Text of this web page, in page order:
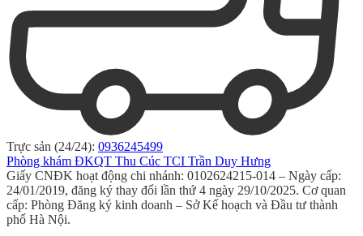
Trực sản (24/24): 0936245499
Phòng khám ĐKQT Thu Cúc TCI Trần Duy Hưng
Giấy CNĐK hoạt động chi nhánh: 0102624215-014 – Ngày cấp:
24/01/2019, đăng ký thay đổi lần thứ 4 ngày 29/10/2025. Cơ quan
cấp: Phòng Đăng ký kinh doanh – Sở Kế hoạch và Đầu tư thành
phố Hà Nội.